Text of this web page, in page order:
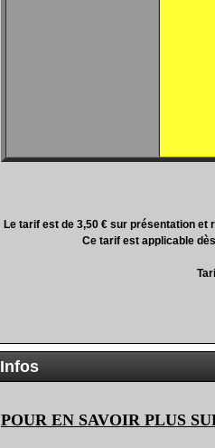
Le tarif est de 3,50 € sur présentation et
Ce tarif est applicable
Infos
POUR EN SAVOIR PLUS